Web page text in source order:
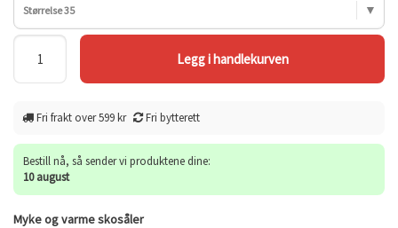
Størrelse 35
Fri frakt over 599 kr Fri bytterett
Bestill nå, så sender vi produktene dine:
10 august
Myke og varme skosåler